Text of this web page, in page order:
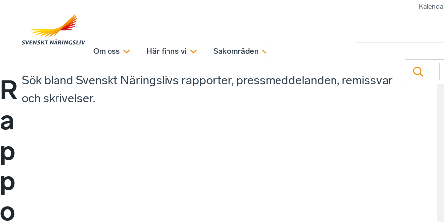
Om oss Här finns vi Sakområden
R
a
p
p
o
Sök bland Svenskt Näringslivs rapporter, pressmeddelanden, remissvar
och skrivelser.